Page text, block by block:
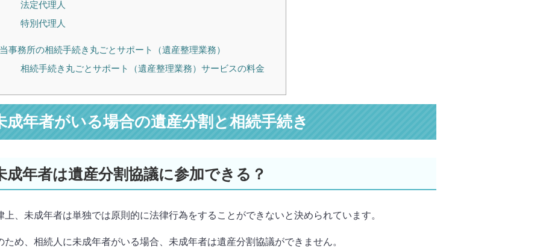
法定代理人
特別代理人
当事務所の相続手続き丸ごとサポート（遺産整理業務）
相続手続き丸ごとサポート（遺産整理業務）サービスの料金
成年者がいる場合の遺産分割と相続手続き
成年者は遺産分割協議に参加できる？
上、未成年者は単独では原則的に法律行為をすることができないと決められています。
ため、相続人に未成年者がいる場合、未成年者は遺産分割協議ができません。